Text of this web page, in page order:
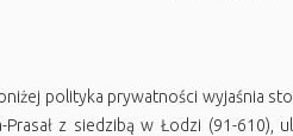
polityka prywatności wyjaśnia
Prasał z siedzibą w Łodzi (91-610),